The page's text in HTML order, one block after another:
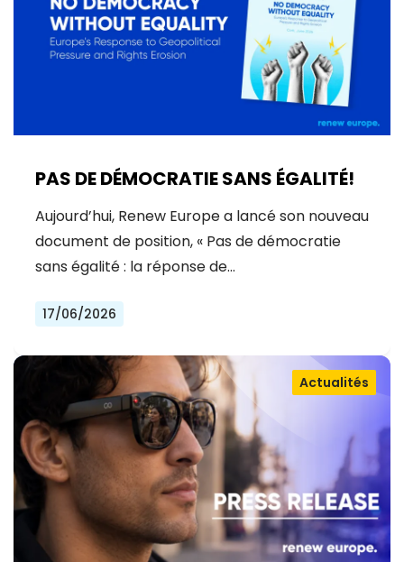
PAS DE DÉMOCRATIE SANS ÉGALITÉ!
Aujourd’hui, Renew Europe a lancé son nouveau
document de position, « Pas de démocratie
sans égalité : la réponse de…
17/06/2026
Actualités